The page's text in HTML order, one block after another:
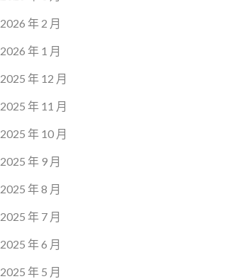
2026 年 2 月
2026 年 1 月
2025 年 12 月
2025 年 11 月
2025 年 10 月
2025 年 9 月
2025 年 8 月
2025 年 7 月
2025 年 6 月
2025 年 5 月